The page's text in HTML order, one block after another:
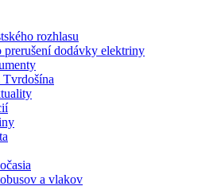
rozhlasu
prerušení dodávky elektriny
a vlakov